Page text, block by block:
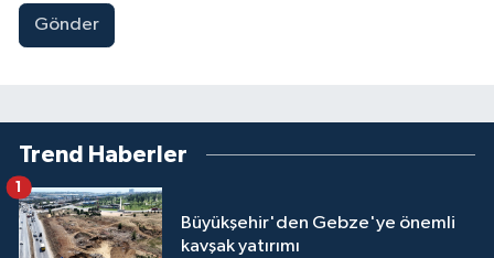
Gönder
Trend Haberler
Büyükşehir'den Gebze'ye önemli
kavşak yatırımı
1